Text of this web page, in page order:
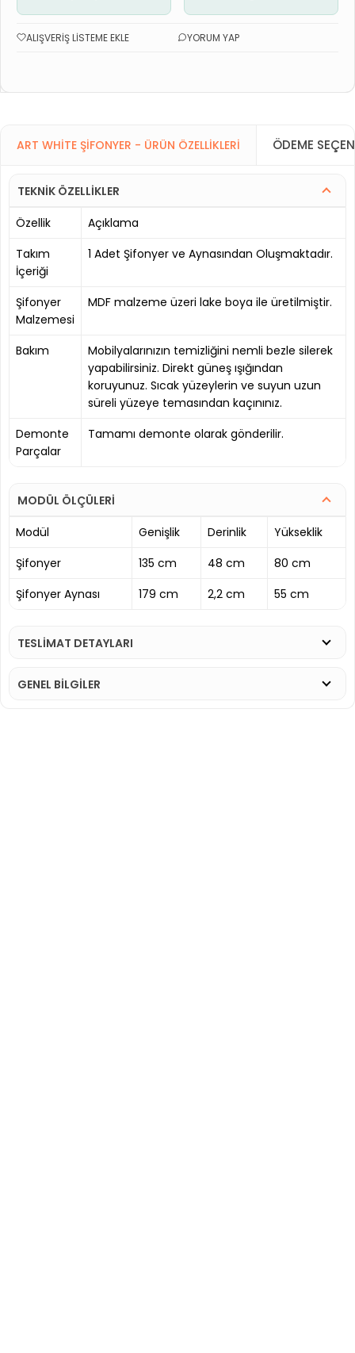
ALIŞVERIŞ LISTEME EKLE YORUM YAP
ART WHITE ŞIFONYER - ÜRÜN ÖZELLIKLERI ÖDEME
TEKNİK ÖZELLİKLER
Özellik
Açıklama
Takım
İçeriği
1 Adet Şifonyer ve Aynasından Oluşmaktadır.
Şifonyer
Malzemesi
MDF malzeme üzeri lake boya ile üretilmiştir.
Bakım
Mobilyalarınızın temizliğini nemli bezle silerek
yapabilirsiniz. Direkt güneş ışığından
koruyunuz. Sıcak yüzeylerin ve suyun uzun
süreli yüzeye temasından kaçınınız.
Demonte
Parçalar
Tamamı demonte olarak gönderilir.
MODÜL ÖLÇÜLERİ
Modül
Genişlik Derinlik
Yükseklik
Şifonyer
135 cm 48 cm
80 cm
Şifonyer Aynası
179 cm 2,2 cm 55 cm
TESLİMAT DETAYLARI
GENEL BİLGİLER